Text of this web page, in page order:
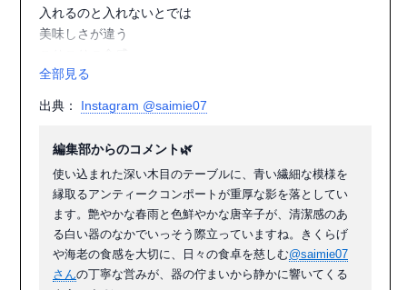
入れるのと入れないとでは
美味しさが違う
そして海老の茹で加減も
ぷりぷりの食感
それから肉餅
ウー・ウェンさんの
小麦粉の料理本は
我が家で大活躍
#アンティーク
#コンポート
全部見る
出典： Instagram @saimie07
編集部からのコメント🌿
使い込まれた深い木目のテーブルに、青い繊細な模様を
縁取るアンティークコンポートが重厚な影を落としてい
ます。艶やかな春雨と色鮮やかな唐辛子が、清潔感のあ
る白い器のなかでいっそう際立っていますね。きくらげ
や海老の食感を大切に、日々の食卓を慈しむ@saimie07
さんの丁寧な営みが、器の佇まいから静かに響いてくる